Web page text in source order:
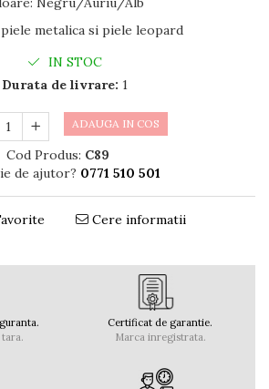
piele metalica si piele leopard
IN STOC
Durata de livrare: 1
ADAUGA IN COS
Cod Produs: C89
de ajutor? 0771 510 501
Cere informatii
Certificat de garantie.
Marca inregistrata.